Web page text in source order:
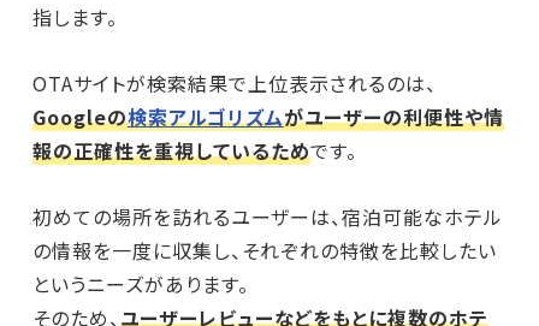
指します。
OTAサイトが検索結果で上位表示されるのは、
Googleの検索アルゴリズムがユーザーの利便性や情
報の正確性を重視しているためです。
初めての場所を訪れるユーザーは、宿泊可能なホテル
の情報を一度に収集し、それぞれの特徴を比較したい
というニーズがあります。
そのため、ユーザーレビューなどをもとに複数のホテ